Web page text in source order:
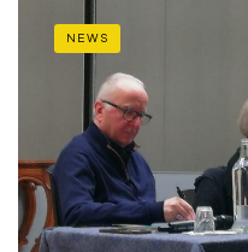
NEWS